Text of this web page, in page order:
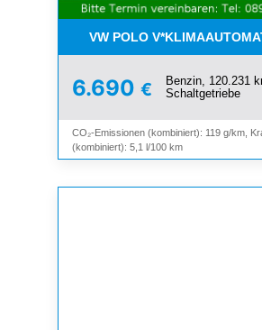
VW POLO
6.690 €
Benzin, 120.231
Schaltgetriebe
CO₂-Emissionen (kombiniert): 119 g/km,
(kombiniert): 5,1 l/100 km